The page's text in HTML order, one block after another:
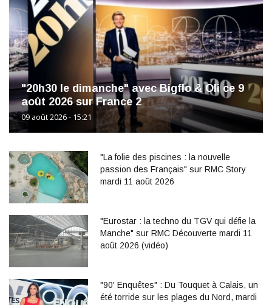
"20h30 le dimanche" avec Bigflo & Oli ce 9
août 2026 sur France 2
09 août 2026 - 15:21
"La folie des piscines : la nouvelle
passion des Français" sur RMC Story
mardi 11 août 2026
"Eurostar : la techno du TGV qui défie la
Manche" sur RMC Découverte mardi 11
août 2026 (vidéo)
"90' Enquêtes" : Du Touquet à Calais, un
été torride sur les plages du Nord, mardi